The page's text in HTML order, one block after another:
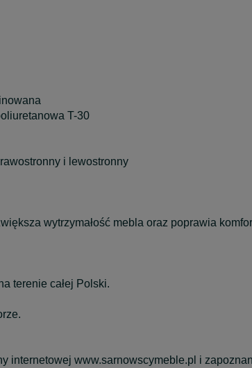
T-30
i lewostronny
wytrzymałość mebla oraz poprawia
terenie całej Polski.
internetowej www.sarnowscymeble.pl i